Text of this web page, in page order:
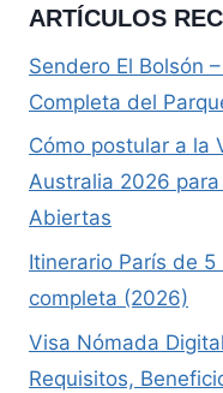
ARTÍCULOS
Sendero El Bolsón
Completa del
Cómo postular a la
Australia 2026
Abiertas
Itinerario París de 5
completa (2026)
Visa Nómada
Requisitos,